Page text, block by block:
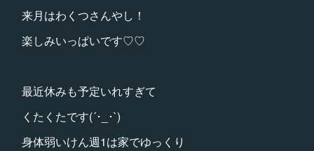
来月はわくつさんやし！
楽しみいっぱいです♡♡
最近休みも予定いれすぎて
くたくたです(´･_･`)
身体弱いけん週1は家でゆっくり